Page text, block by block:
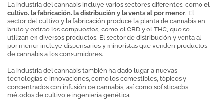
La industria del cannabis incluye varios sectores diferentes, como el
cultivo, la fabricación, la distribución y la venta al por menor. El
sector del cultivo y la fabricación produce la planta de cannabis en
bruto y extrae los compuestos, como el CBD y el THC, que se
utilizan en diversos productos. El sector de distribución y venta al
por menor incluye dispensarios y minoristas que venden productos
de cannabis a los consumidores.
La industria del cannabis también ha dado lugar a nuevas
tecnologías e innovaciones, como los comestibles, tópicos y
concentrados con infusión de cannabis, así como sofisticados
métodos de cultivo e ingeniería genética.